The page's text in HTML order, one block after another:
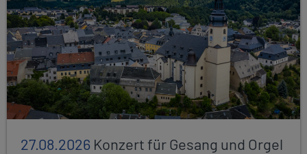
27.08.2026 Konzert für Gesang und Orgel